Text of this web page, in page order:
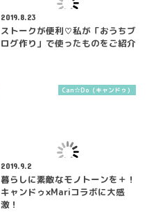
2019.8.23
ストークが便利♡私が「おうちブ
ログ作り」で使ったものをご紹介
Can☆Do（キャンドゥ）
2019.9.2
暮らしに素敵なモノトーンを＋！
キャンドゥ×Mariコラボに大感
激！